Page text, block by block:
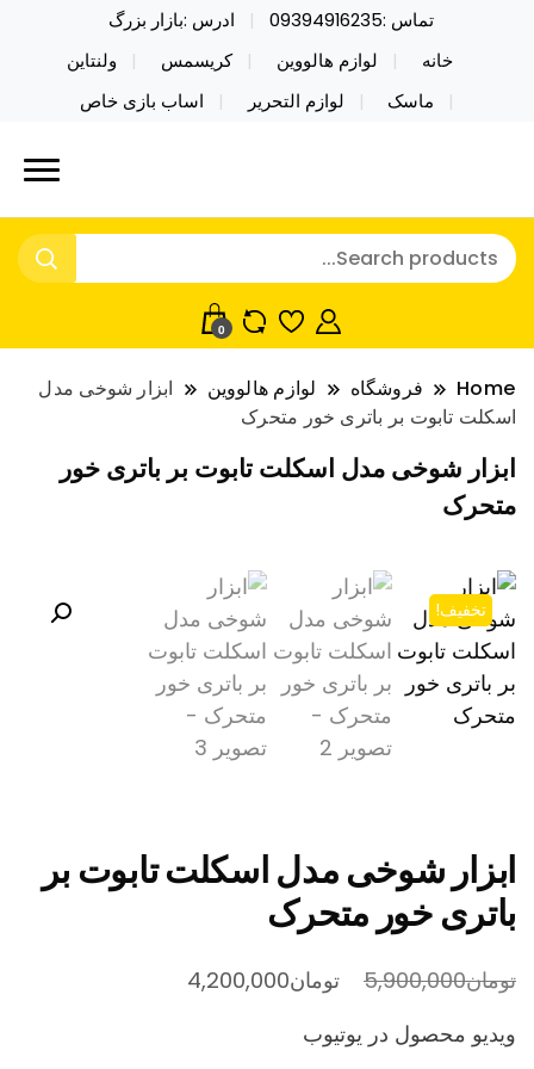
تماس :09394916235
ادرس :بازار بزرگ
خانه
لوازم هالووین کریسمس
ولنتاین
ماسک
لوازم التحریر اساب بازی خاص
نایکر توی فروش عمده لوازم هالووین
ولن تاین کادویی کریسمس اکسسوری
خرید محصولات خاص فیجت اسباب بازی تراول ماگ نایکر
توی فروش عمده لوازم هالووین ولن تاین کادویی
کریسمس اکسسوری ماسک در واردات مستقیم
0
Home فروشگاه لوازم هالووین
ابزار شوخی مدل
اسکلت تابوت بر باتری خور متحرک
ابزار شوخی مدل اسکلت تابوت بر باتری خور
متحرک
تخفیف!
ابزار شوخی مدل اسکلت تابوت بر
باتری خور متحرک
تومان5,900,000
قیمت
تومان4,200,000
ویدیو محصول در یوتیوب